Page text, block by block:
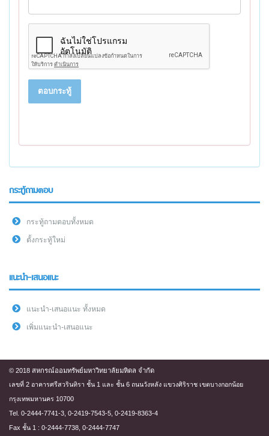
ตอบกระทู้
กระทู้ถามตอบ
กระทู้ถามตอบทั้งหมด
ตั้งกระทู้ใหม่
แนะนำ-เสนอแนะ
แนะนำ-เสนอแนะ ทั้งหมด
เพิ่มแนะนำ-เสนอแนะ
© 2018 สหกรณ์ออมทรัพย์มหาวิทยาลัยมหิดล จำกัด
เลขที่ 2 อาคารศรีสวรินทิรา ชั้น 1 และ ชั้น 6 ถนนวังหลัง แขวงศิริราช เขตบางกอกน้อย
กรุงเทพมหานคร 10700
Tel. 0-2444-7741-3, 0-2419-7543-5, 0-2419-8363-4
Fax ชั้น 1 : 0-2444-7738, 0-2444-7747